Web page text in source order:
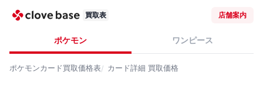
買取表 店舗案内
ポケモン ワンピース
ポケモンカード買取価格表 カード詳細 買取価格